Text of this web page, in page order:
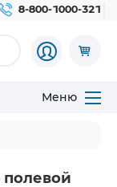
8-800-1000-321
Меню
полевой